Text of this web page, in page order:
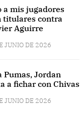
a mis jugadores
titulares contra
Aguirre
JUNIO DE 2026
Pumas, Jordan
a fichar con Chivas
JUNIO DE 2026